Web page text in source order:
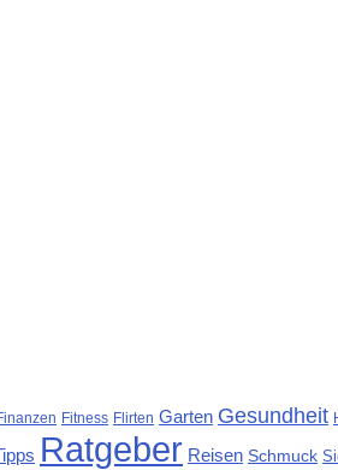
Fitness Flirten Garten Gesundheit
Ratgeber Reisen Schmuck